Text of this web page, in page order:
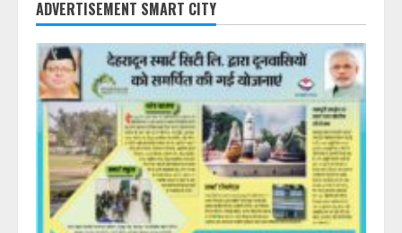
ADVERTISEMENT SMART CITY